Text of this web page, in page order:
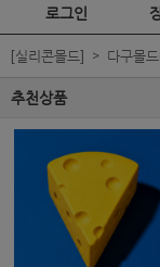
로그인
[실리콘몰드] 다구몰
추천상품